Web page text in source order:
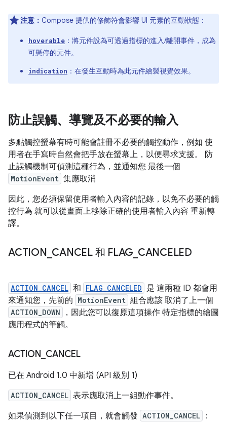
注意： Compose 提供的修飾符會影響 UI 元素的互動狀態：
hoverable ：將元件設為可透過指標的進入/離開事件，成為
可懸停的元件。
indication ：在發生互動時為此元件繪製視覺效果。
防止誤觸、導覽及不必要的輸入
多點觸控螢幕有時可能會註冊不必要的觸控動作，例如 使
用者在手寫時自然會把手放在螢幕上，以便尋求支援。 防
止誤觸機制可偵測這種行為，並通知您 最後一個
MotionEvent 集應取消
因此，您必須保留使用者輸入內容的記錄，以免不必要的觸
控行為 就可以從畫面上移除正確的使用者輸入內容 重新轉
譯。
ACTION CANCEL 和 FLAG CANCELED
ACTION_CANCEL 和 FLAG_CANCELED 是 這兩種 ID 都會用
來通知您，先前的 MotionEvent 組合應該 取消了上一個
ACTION_DOWN
，因此您可以復原這項操作 特定指標的繪圖
應用程式的筆觸。
ACTION CANCEL
已在 Android 1.0 中新增 (API 級別 1)
ACTION_CANCEL 表示應取消上一組動作事件。
如果偵測到以下任一項目，就會觸發 ACTION_CANCEL
：